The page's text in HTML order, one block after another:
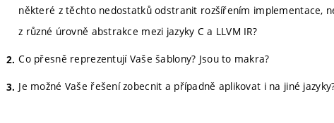
některé z těchto nedostatků odstranit rozšířením implementace,
z různé úrovně abstrakce mezi jazyky C a LLVM IR?
Co přesně reprezentují Vaše šablony? Jsou to makra?
Je možné Vaše řešení zobecnit a případně aplikovat i na jiné